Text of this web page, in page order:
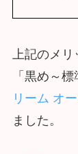
上記のメ
「黒め～
リーム オ
ました。